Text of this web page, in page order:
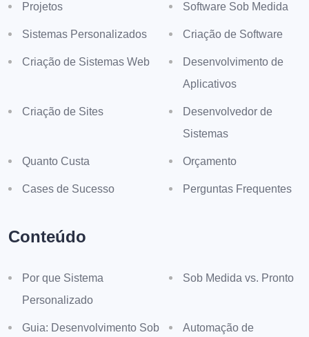
Projetos Software Sob Medida
Sistemas Personalizados Criação de Software
Criação de Sistemas Web
Desenvolvimento de
Aplicativos
Criação de Sites
Desenvolvedor de
Sistemas
Quanto Custa Orçamento
Cases de Sucesso Perguntas Frequentes
Conteúdo
Por que Sistema
Personalizado
Sob Medida vs. Pronto
Guia: Desenvolvimento Sob
Automação de